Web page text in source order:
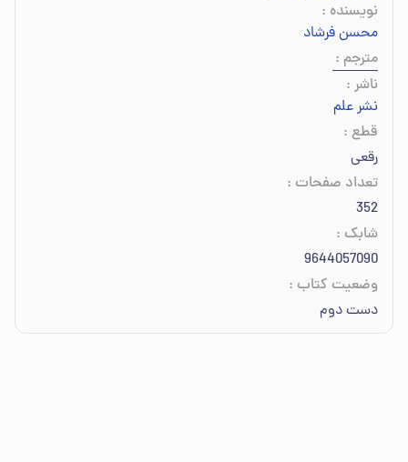
نویسنده :
محسن فرشاد
مترجم :
ناشر :
نشر علم
قطع :
رقعی
تعداد صفحات :
352
شابک :
9644057090
وضعیت کتاب :
دست دوم